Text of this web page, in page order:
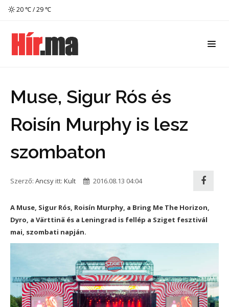
20 ℃ / 29 ℃
Muse, Sigur Rós és
Roisín Murphy is lesz
szombaton
Szerző: Ancsy itt: Kult 2016.08.13 04:04
A Muse, Sigur Rós, Roisín Murphy, a Bring Me The Horizon,
Dyro, a Värttinä és a Leningrad is fellép a Sziget fesztivál
mai, szombati napján.